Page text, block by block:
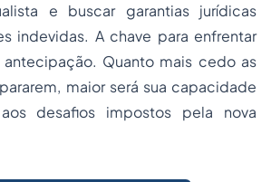
e buscar garantias jurídicas
indevidas. A chave para enfrentar
Quanto mais cedo as
maior será sua capacidade
desafios impostos pela nova